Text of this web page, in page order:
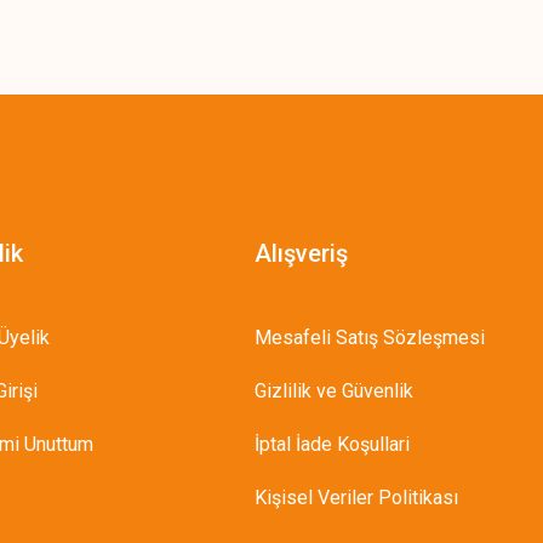
Unuttum
Alışveriş
Mesafeli Satış Sözleşmesi
Gizlilik ve Güvenlik
İptal İade Koşullari
Kişisel Veriler Politikası